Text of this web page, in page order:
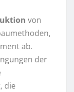
von
ab.
der
die